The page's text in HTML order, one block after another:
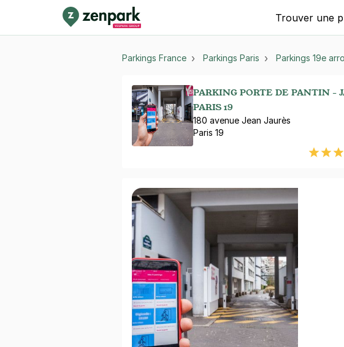
Trouver une
Parkings France Parkings Paris Parkings 19e
PARKING PORTE DE PANTIN -
PARIS 19
180 avenue Jean Jaurès
Paris 19